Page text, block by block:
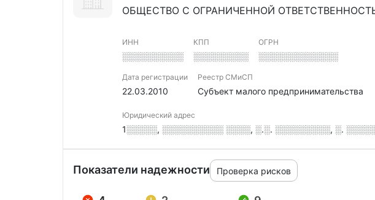
ОБЩЕСТВО С ОГРАНИЧЕННОЙ
ИНН
░░░░░░░░░░
КПП
░░░░░░░░░
ОГРН
░░░░░░░░░░░░░
Дата регистрации
22.03.2010
Реестр СМиСП
Субъект малого предпринимательства
Юридический адрес
1░░░░░, ░░░░░░░░░░ ░░░░, ░.░. ░░░░░░░░░, ░.
Показатели надежности Проверка рисков